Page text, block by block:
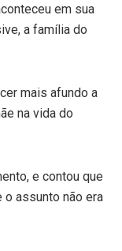
em sua
a família do
mais afundo a
na vida do
e contou que
o assunto não era